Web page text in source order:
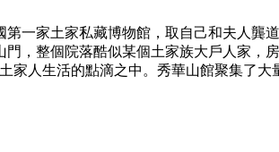
一家土家私藏博物館，取自己和夫人龔
，整個院落酷似某個土家族大戶人家，
家人生活的點滴之中。秀華山館聚集了